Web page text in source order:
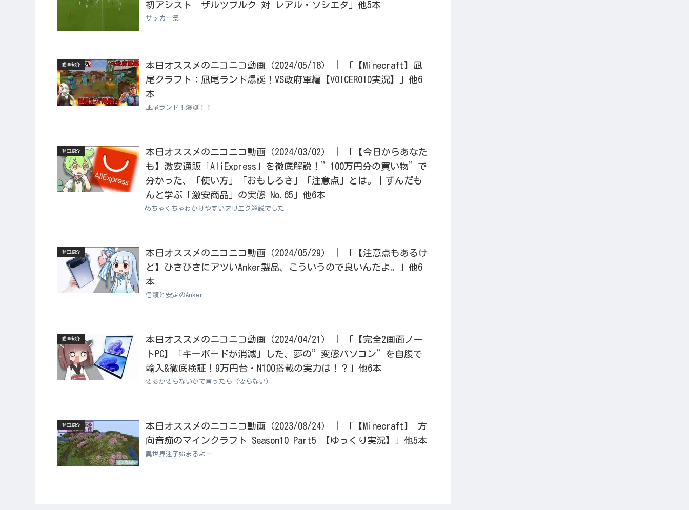
初アシスト ザルツブルク 対 レアル・ソシエダ」他5本
サッカー祭
動画紹介
本日オススメのニコニコ動画（2024/05/18） | 「【Minecraft】凪
尾クラフト：凪尾ランド爆誕！VS政府軍編【VOICEROID実況】」他6
本
凪尾ランド！爆誕！！
動画紹介
本日オススメのニコニコ動画（2024/03/02） | 「【今日からあなた
も】激安通販「AliExpress」を徹底解説！”100万円分の買い物”で
分かった、「使い方」「おもしろさ」「注意点」とは。｜ずんだも
んと学ぶ「激安商品」の実態 No.65」他6本
めちゃくちゃわかりやすいアリエク解説でした
動画紹介
本日オススメのニコニコ動画（2024/05/29） | 「【注意点もあるけ
ど】ひさびさにアツいAnker製品、こういうので良いんだよ。」他6
本
信頼と安定のAnker
動画紹介
本日オススメのニコニコ動画（2024/04/21） | 「【完全2画面ノー
トPC】「キーボードが消滅」した、夢の”変態パソコン”を自腹で
輸入&徹底検証！9万円台・N100搭載の実力は！？」他6本
要るか要らないかで言ったら（要らない）
動画紹介
本日オススメのニコニコ動画（2023/08/24） | 「【Minecraft】 方
向音痴のマインクラフト Season10 Part5 【ゆっくり実況】」他5本
異世界迷子始まるよー